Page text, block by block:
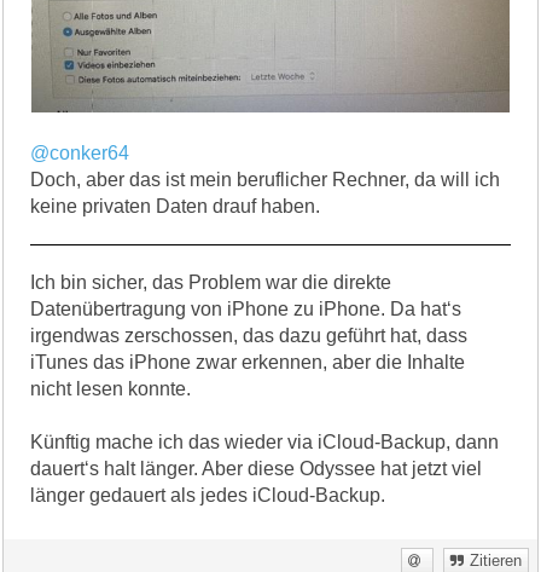
@conker64
Doch, aber das ist mein beruflicher Rechner, da will ich
keine privaten Daten drauf haben.
Ich bin sicher, das Problem war die direkte
Datenübertragung von iPhone zu iPhone. Da hat‘s
irgendwas zerschossen, das dazu geführt hat, dass
iTunes das iPhone zwar erkennen, aber die Inhalte
nicht lesen konnte.
Künftig mache ich das wieder via iCloud-Backup, dann
dauert‘s halt länger. Aber diese Odyssee hat jetzt viel
länger gedauert als jedes iCloud-Backup.
Zitieren